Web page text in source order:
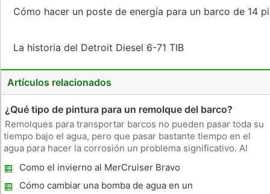
Cómo hacer un poste de energía para un barco de 14
La historia del Detroit Diesel 6-71 TIB
Artículos relacionados
¿Qué tipo de pintura para un remolque del barco?
Remolques para transportar barcos no pueden pasar toda su
tiempo bajo el agua, pero que pasar bastante tiempo en el
agua para hacer la corrosión un problema significativo. Al
superficie de la pintura es importante, pero aún más
importante e
Como el invierno al MerCruiser Bravo
Three
Cómo cambiar una bomba de agua en un